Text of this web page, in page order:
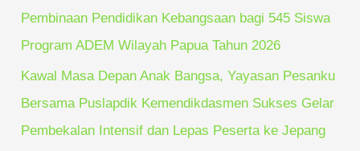
Pembinaan Pendidikan Kebangsaan bagi 545 Siswa
Program ADEM Wilayah Papua Tahun 2026
Kawal Masa Depan Anak Bangsa, Yayasan Pesanku
Bersama Puslapdik Kemendikdasmen Sukses Gelar
Pembekalan Intensif dan Lepas Peserta ke Jepang